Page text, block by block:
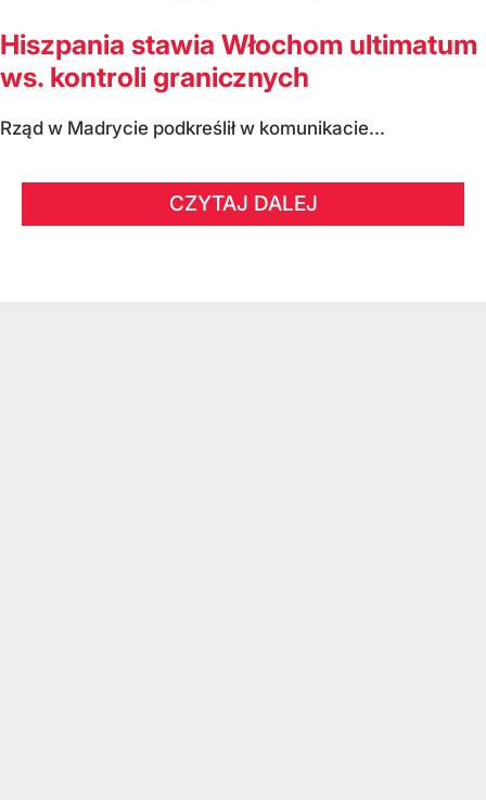
Hiszpania stawia Włochom ultimatum
ws. kontroli granicznych
Rząd w Madrycie podkreślił w komunikacie...
CZYTAJ DALEJ